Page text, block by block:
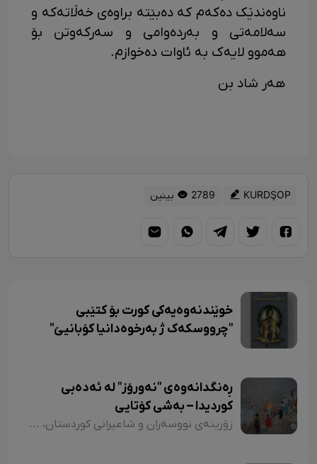
ناوەندێک دەکەم کە دەبێتە براوەی خەڵاتەکە و
سەلامەتی و بەردەوامی و سەرکەوتن بۆ
هەموو لایەک بە ئاوات دەخوازم.
هەر شاد بن
KURDŞOP 2789 بینین
خوێندنەوەیەکی کورت بۆ کتێبی
"چرووسکەک ژ بەرخوەدانیا کۆبانیێ"
ڕەنگدانەوەی "نەورۆز" لە ئەدەبی
کوردیدا – بەشی کۆتایی
زۆرینەی نووسەران و شاعیرانی کوردستان، لە شیعر و دەقەکانیاندا بە شێوازی جۆراوجۆر باسی نەورۆزیان کردووە کە لەبەر نەبوونی مەجال تەنیا ئاماژەمان بە چەند شاعیر و چەند نموونە شیعر کرد. پێم خۆشە لە کۆتاییشدا ئاماژە بەوە بکەم کە شاعیران "موخلیس، عەونی، هەژار، زاری، عەلی حەسەنیانی، ژیلا حسەینی، محەممەد ساڵح دیلان، ئەسیری، ناسر ئاغابرا، جەلال مەلەکشا، شێرکۆ بێکەس و عەبدوڵڵا پەشێو و..." لە چەندین شیعریاندا باسی "نەورۆز"یان کردووە و لەسەر کوردستانیبوونی نەورۆز جەختیان کردووەتەوە.